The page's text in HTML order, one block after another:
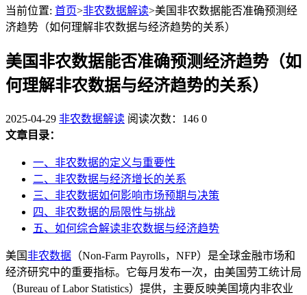
当前位置: 首页>非农数据解读>美国非农数据能否准确预测经
济趋势（如何理解非农数据与经济趋势的关系）
美国非农数据能否准确预测经济趋势（如
何理解非农数据与经济趋势的关系）
2025-04-29 非农数据解读 阅读次数：146 0
文章目录：
一、非农数据的定义与重要性
二、非农数据与经济增长的关系
三、非农数据如何影响市场预期与决策
四、非农数据的局限性与挑战
五、如何综合解读非农数据与经济趋势
美国非农数据 （Non-Farm Payrolls，NFP）是全球金融市场和
经济研究中的重要指标。它每月发布一次，由美国劳工统计局
（Bureau of Labor Statistics）提供，主要反映美国境内非农业